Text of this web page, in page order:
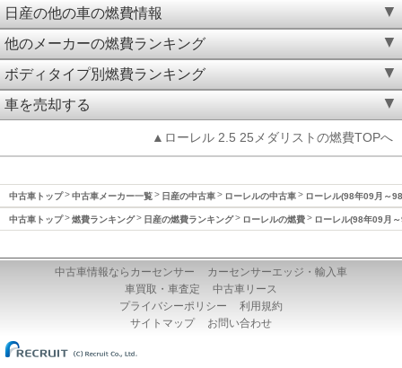
日産の他の車の燃費情報
他のメーカーの燃費ランキング
ボディタイプ別燃費ランキング
車を売却する
▲ローレル 2.5 25メダリストの燃費TOPへ
中古車トップ 中古車メーカー一覧 日産の中古車 ローレルの中古車 ローレル(98年09月～
中古車トップ 燃費ランキング 日産の燃費ランキング ローレルの燃費 ローレル(98年09月
中古車情報ならカーセンサー
カーセンサーエッジ・輸入車
車買取・車査定
中古車リース
プライバシーポリシー
利用規約
サイトマップ
お問い合わせ